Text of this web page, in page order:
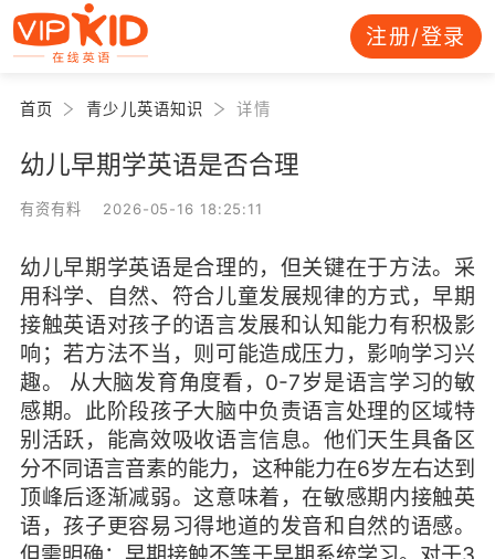
注册/登录
首页 青少儿英语知识 详情
幼儿早期学英语是否合理
有资有料 2026-05-16 18:25:11
幼儿早期学英语是合理的，但关键在于方法。采
用科学、自然、符合儿童发展规律的方式，早期
接触英语对孩子的语言发展和认知能力有积极影
响；若方法不当，则可能造成压力，影响学习兴
趣。 从大脑发育角度看，0-7岁是语言学习的敏
感期。此阶段孩子大脑中负责语言处理的区域特
别活跃，能高效吸收语言信息。他们天生具备区
分不同语言音素的能力，这种能力在6岁左右达到
顶峰后逐渐减弱。这意味着，在敏感期内接触英
语，孩子更容易习得地道的发音和自然的语感。